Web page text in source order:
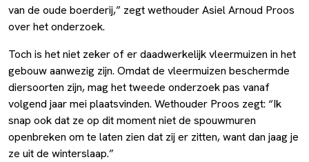
van de oude boerderij,” zegt wethouder Asiel Arnoud Proos
over het onderzoek.
Toch is het niet zeker of er daadwerkelijk vleermuizen in het
gebouw aanwezig zijn. Omdat de vleermuizen beschermde
diersoorten zijn, mag het tweede onderzoek pas vanaf
volgend jaar mei plaatsvinden. Wethouder Proos zegt: “Ik
snap ook dat ze op dit moment niet de spouwmuren
openbreken om te laten zien dat zij er zitten, want dan jaag je
ze uit de winterslaap.”